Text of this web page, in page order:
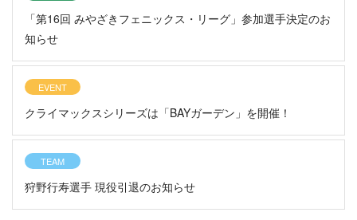
「第16回 みやざきフェニックス・リーグ」参加選手決定のお
知らせ
EVENT
クライマックスシリーズは「BAYガーデン」を開催！
TEAM
狩野行寿選手 現役引退のお知らせ